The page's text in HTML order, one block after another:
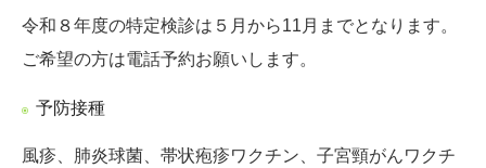
令和８年度の特定検診は５月から11月までとなります。
ご希望の方は電話予約お願いします。
予防接種
風疹、肺炎球菌、帯状疱疹ワクチン、子宮頸がんワクチ